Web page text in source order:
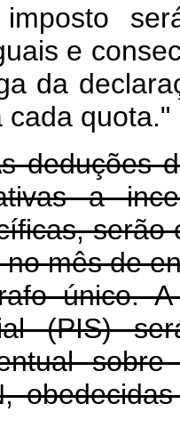
e
da
cada quota."
deduções
a
serão
mês de
A
(PIS)